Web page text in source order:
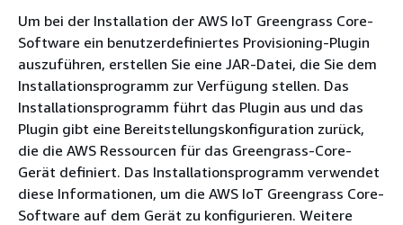
Um bei der Installation der AWS IoT Greengrass Core-
Software ein benutzerdefiniertes Provisioning-Plugin
auszuführen, erstellen Sie eine JAR-Datei, die Sie dem
Installationsprogramm zur Verfügung stellen. Das
Installationsprogramm führt das Plugin aus und das
Plugin gibt eine Bereitstellungskonfiguration zurück,
die die AWS Ressourcen für das Greengrass-Core-
Gerät definiert. Das Installationsprogramm verwendet
diese Informationen, um die AWS IoT Greengrass Core-
Software auf dem Gerät zu konfigurieren. Weitere